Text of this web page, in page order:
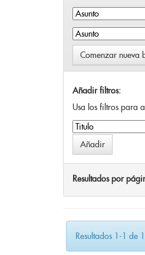
Comenzar nueva
Añadir filtros:
Usa los filtros para
Resultados por
Resultados 1-1 de